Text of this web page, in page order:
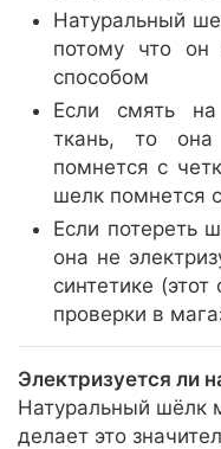
Натуральный
потому что он
способом
Если смять на
ткань, то
помнется с
шелк помнется
Если потереть
она не
синтетике
проверки в
Электризуется ли
Натуральный шёлк
делает это